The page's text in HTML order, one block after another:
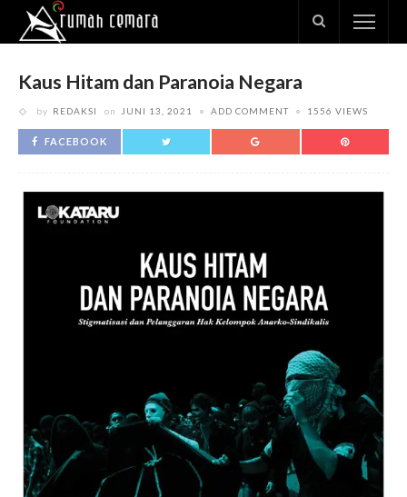
Kaus Hitam dan Paranoia Negara
by REDAKSI on JUNI 13, 2021 ADD COMMENT 1556 VIEWS
FACEBOOK